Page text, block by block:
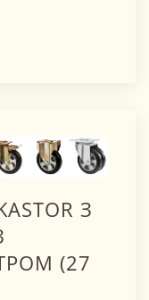
З
(27